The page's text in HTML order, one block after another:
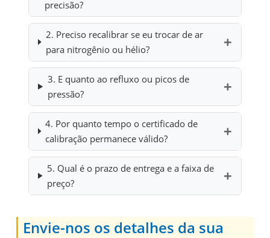
precisão?
2. Preciso recalibrar se eu trocar de ar
para nitrogênio ou hélio?
3. E quanto ao refluxo ou picos de
pressão?
4. Por quanto tempo o certificado de
calibração permanece válido?
5. Qual é o prazo de entrega e a faixa de
preço?
Envie-nos os detalhes da sua